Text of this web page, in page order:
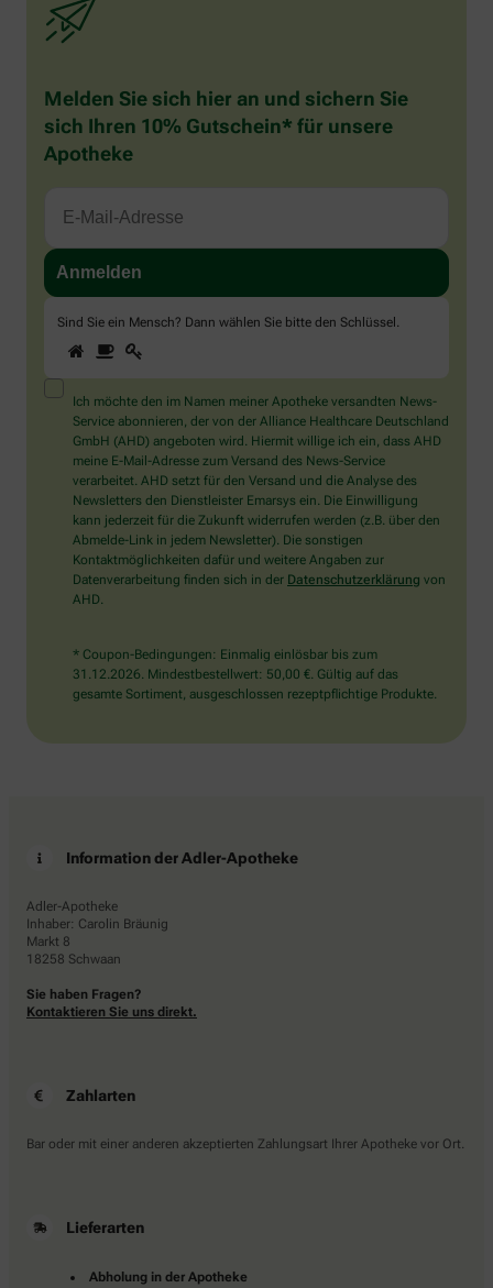
Melden Sie sich hier an und sichern Sie
sich Ihren 10% Gutschein* für unsere
Apotheke
Sind Sie ein Mensch? Dann wählen Sie bitte den Schlüssel .
Sind
Sie
ein
Mensch?
Dann
wählen
Sie
bitte
den
Schlüssel.
1 2
Ich möchte den im Namen meiner Apotheke versandten News-
Service abonnieren, der von der Alliance Healthcare Deutschland
GmbH (AHD) angeboten wird. Hiermit willige ich ein, dass AHD
meine E-Mail-Adresse zum Versand des News-Service
verarbeitet. AHD setzt für den Versand und die Analyse des
Newsletters den Dienstleister Emarsys ein. Die Einwilligung
kann jederzeit für die Zukunft widerrufen werden (z.B. über den
Abmelde-Link in jedem Newsletter). Die sonstigen
Kontaktmöglichkeiten dafür und weitere Angaben zur
Datenverarbeitung finden sich in der Datenschutzerklärung von
AHD.
* Coupon-Bedingungen: Einmalig einlösbar bis zum
31.12.2026. Mindestbestellwert: 50,00 €. Gültig auf das
gesamte Sortiment, ausgeschlossen rezeptpflichtige Produkte.
Information der Adler-Apotheke
Adler-Apotheke
Inhaber: Carolin Bräunig
Markt 8
18258 Schwaan
Sie haben Fragen?
Kontaktieren Sie uns direkt.
Zahlarten
Bar oder mit einer anderen akzeptierten Zahlungsart Ihrer Apotheke vor Ort.
Lieferarten
Abholung in der Apotheke